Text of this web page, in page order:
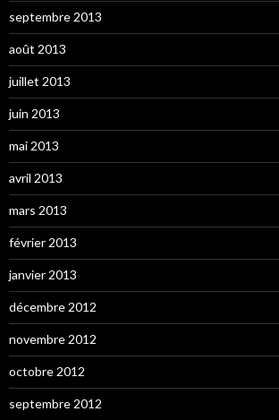
septembre 2013
août 2013
juillet 2013
juin 2013
mai 2013
avril 2013
mars 2013
février 2013
janvier 2013
décembre 2012
novembre 2012
octobre 2012
septembre 2012